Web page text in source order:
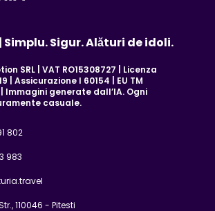
| Simplu. Sigur. Alături de idoli.
SRL | VAT RO15308727 | Licenza
| Assicurazione I 60154 | EU TM
Immagini generate dall’IA. Ogni
casuale.
802
983
, 110046 - Pitesti